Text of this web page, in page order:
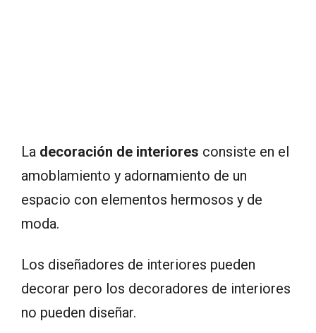
La decoración de interiores consiste en el
amoblamiento y adornamiento de un
espacio con elementos hermosos y de
moda.
Los diseñadores de interiores pueden
decorar pero los decoradores de interiores
no pueden diseñar.